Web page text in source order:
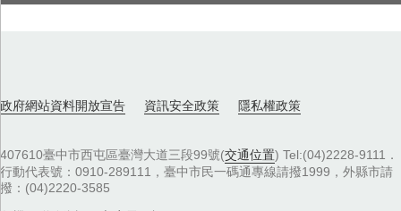
政府網站資料開放宣告 資訊安全政策 隱私權政策
407610臺中市西屯區臺灣大道三段99號(交通位置) Tel:(04)2228-9111．
行動代表號：0910-289111，臺中市民一碼通專線請撥1999，外縣市請
撥：(04)2220-3585